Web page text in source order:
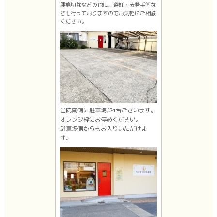
腫瘍切除などの他に、避妊・去勢手術な
ども行っておりますのでお気軽にご相談
ください。
当院南側に駐車場が4台ございます。
オレンジ枠にお停めください。
駐車場側からもお入りいただけま
す。